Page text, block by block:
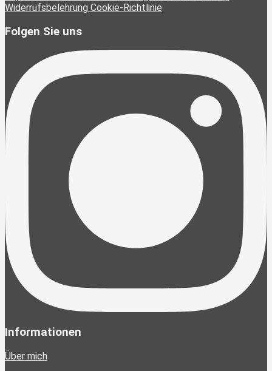
Widerrufsbelehrung Cookie-Richtlinie
Folgen Sie uns
Informationen
Über mich